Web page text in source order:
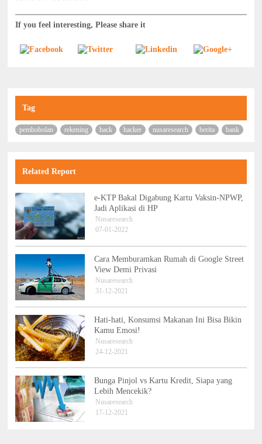
If you feel interesting, Please share it
Tag
pembobolan rekening hack hacker nusaresearch berita bank
Related Report
e-KTP Bakal Digabung Kartu Vaksin-NPWP,
Jadi Aplikasi di HP
Nusaresearch
07-01-2022
Cara Memburamkan Rumah di Google Street
View Demi Privasi
Nusaresearch
31-12-2021
Hati-hati, Konsumsi Makanan Ini Bisa Bikin
Kamu Emosi!
Nusaresearch
24-12-2021
Bunga Pinjol vs Kartu Kredit, Siapa yang
Lebih Mencekik?
Nusaresearch
17-12-2021